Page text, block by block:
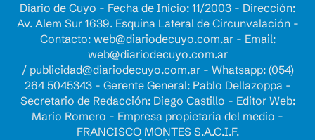
Diario de Cuyo - Fecha de Inicio: 11/2003 - Dirección:
Av. Alem Sur 1639. Esquina Lateral de Circunvalación -
Contacto: web@diariodecuyo.com.ar- Email:
web@diariodecuyo.com.ar
/ publicidad@diariodecuyo.com.ar- Whatsapp: (054)
264 5045343 - Gerente General: Pablo Dellazoppa -
Secretario de Redacción: Diego Castillo - Editor Web:
Mario Romero - Empresa propietaria del medio -
FRANCISCO MONTES S.A.C.I.F.